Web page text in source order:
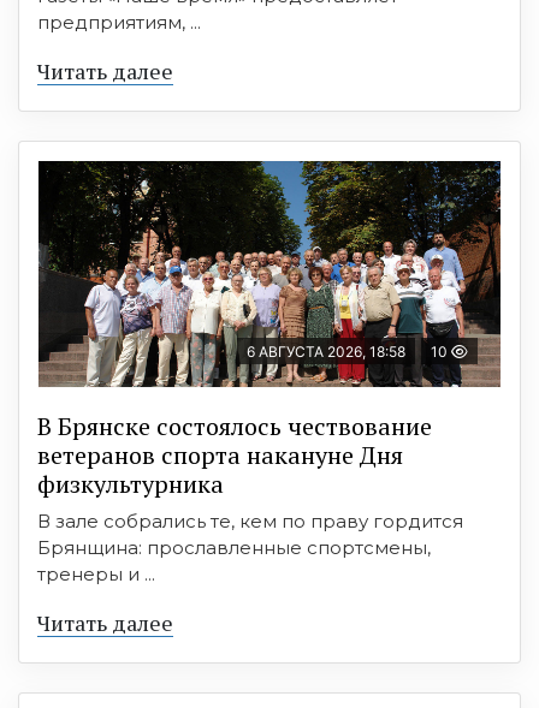
предприятиям, ...
Читать далее
6 АВГУСТА 2026, 18:58 10
В Брянске состоялось чествование
ветеранов спорта накануне Дня
физкультурника
В зале собрались те, кем по праву гордится
Брянщина: прославленные спортсмены,
тренеры и ...
Читать далее